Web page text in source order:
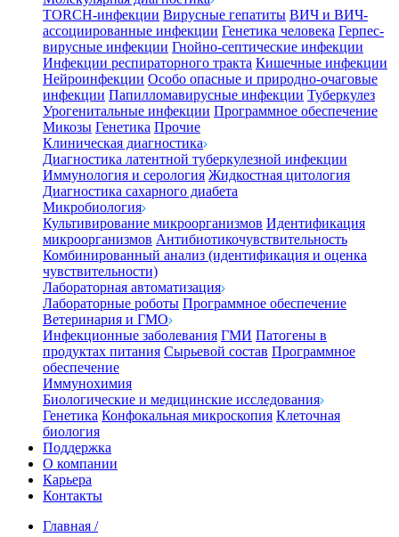
TORCH-инфекции Вирусные гепатиты ВИЧ и ВИЧ-
ассоциированные инфекции Генетика человека Герпес-
вирусные инфекции Гнойно-септические инфекции
Инфекции респираторного тракта Кишечные инфекции
Нейроинфекции Особо опасные и природно-очаговые
инфекции Папилломавирусные инфекции Туберкулез
Урогенитальные инфекции Программное обеспечение
Микозы Генетика Прочие
Клиническая диагностика
Диагностика латентной туберкулезной инфекции
Иммунология и серология Жидкостная цитология
Диагностика сахарного диабета
Микробиология
Культивирование микроорганизмов Идентификация
микроорганизмов Антибиотикочувствительность
Комбинированный анализ (идентификация и оценка
чувствительности)
Лабораторная автоматизация
Лабораторные роботы Программное обеспечение
Ветеринария и ГМО
Инфекционные заболевания ГМИ Патогены в
продуктах питания Сырьевой состав Программное
обеспечение
Иммунохимия
Биологические и медицинские исследования
Генетика Конфокальная микроскопия Клеточная
биология
Поддержка
О компании
Карьера
Контакты
Главная /